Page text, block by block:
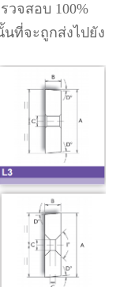
จสอบ 100%
นที่จะถูกส่งไปยัง